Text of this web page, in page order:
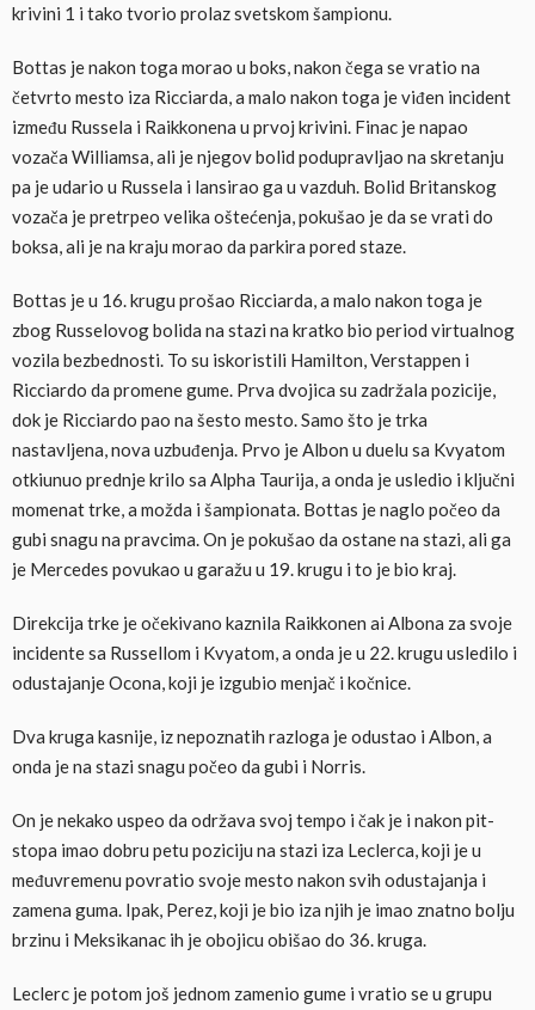
krivini 1 i tako tvorio prolaz svetskom šampionu.
Bottas je nakon toga morao u boks, nakon čega se vratio na
četvrto mesto iza Ricciarda, a malo nakon toga je viđen incident
između Russela i Raikkonena u prvoj krivini. Finac je napao
vozača Williamsa, ali je njegov bolid podupravljao na skretanju
pa je udario u Russela i lansirao ga u vazduh. Bolid Britanskog
vozača je pretrpeo velika oštećenja, pokušao je da se vrati do
boksa, ali je na kraju morao da parkira pored staze.
Bottas je u 16. krugu prošao Ricciarda, a malo nakon toga je
zbog Russelovog bolida na stazi na kratko bio period virtualnog
vozila bezbednosti. To su iskoristili Hamilton, Verstappen i
Ricciardo da promene gume. Prva dvojica su zadržala pozicije,
dok je Ricciardo pao na šesto mesto. Samo što je trka
nastavljena, nova uzbuđenja. Prvo je Albon u duelu sa Kvyatom
otkiunuo prednje krilo sa Alpha Taurija, a onda je usledio i ključni
momenat trke, a možda i šampionata. Bottas je naglo počeo da
gubi snagu na pravcima. On je pokušao da ostane na stazi, ali ga
je Mercedes povukao u garažu u 19. krugu i to je bio kraj.
Direkcija trke je očekivano kaznila Raikkonen ai Albona za svoje
incidente sa Russellom i Kvyatom, a onda je u 22. krugu usledilo i
odustajanje Ocona, koji je izgubio menjač i kočnice.
Dva kruga kasnije, iz nepoznatih razloga je odustao i Albon, a
onda je na stazi snagu počeo da gubi i Norris.
On je nekako uspeo da održava svoj tempo i čak je i nakon pit-
stopa imao dobru petu poziciju na stazi iza Leclerca, koji je u
međuvremenu povratio svoje mesto nakon svih odustajanja i
zamena guma. Ipak, Perez, koji je bio iza njih je imao znatno bolju
brzinu i Meksikanac ih je obojicu obišao do 36. kruga.
Leclerc je potom još jednom zamenio gume i vratio se u grupu